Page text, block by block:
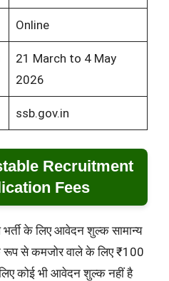
Online
21 March to 4 May
2026
ssb.gov.in
Recruitment
Fees
के लिए आवेदन शुल्क सामान्य
रूप से कमजोर वाले के लिए ₹100
कोई भी आवेदन शुल्क नहीं है